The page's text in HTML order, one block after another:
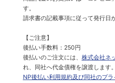
す。
請求書の記載事項に従って発行日
【ご注意】
後払い手数料：250円
後払いのご注文には、 株式会社ネ
れ、同社へ代金債権を譲渡します。
NP後払い利用規約及び同社のプ